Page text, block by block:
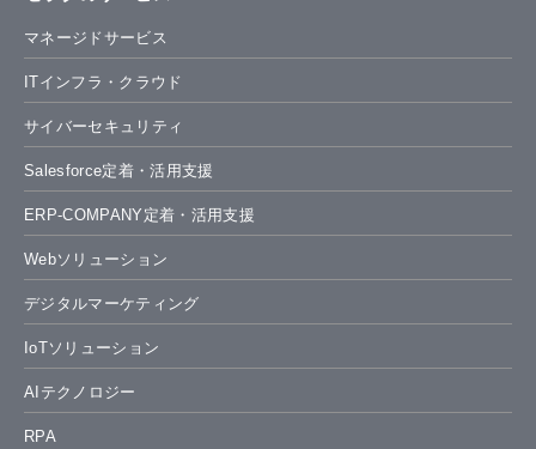
マネージドサービス
ITインフラ・クラウド
サイバーセキュリティ
Salesforce定着・活用支援
ERP-COMPANY定着・活用支援
Webソリューション
デジタルマーケティング
IoTソリューション
AIテクノロジー
RPA